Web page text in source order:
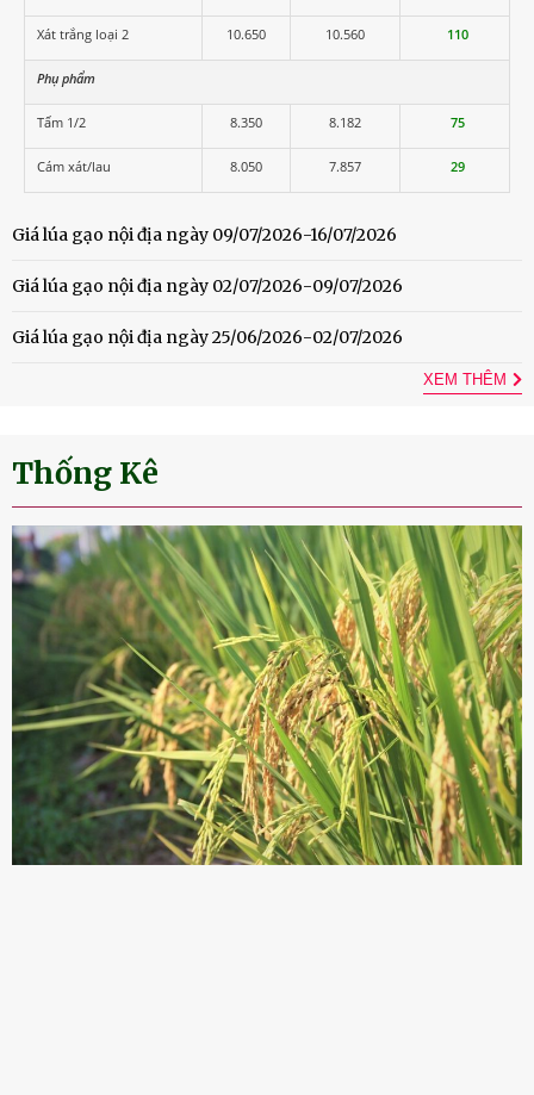
Xát trắng loại 2 10.650 10.560 110
Phụ phẩm
Tấm 1/2 8.350 8.182 75
Cám xát/lau 8.050 7.857 29
Giá lúa gạo nội địa ngày 09/07/2026-16/07/2026
Giá lúa gạo nội địa ngày 02/07/2026-09/07/2026
Giá lúa gạo nội địa ngày 25/06/2026-02/07/2026
XEM THÊM
Thống Kê